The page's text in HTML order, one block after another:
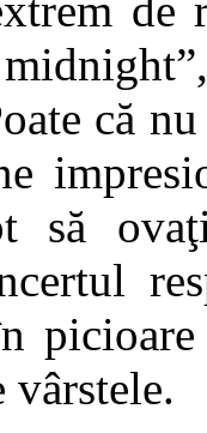
că
să
vârstele.